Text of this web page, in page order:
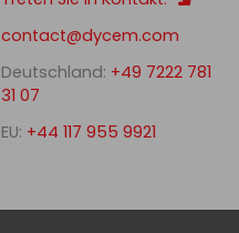
contact@dycem.com
Deutschland: +49 7222 781
31 07
EU: +44 117 955 9921